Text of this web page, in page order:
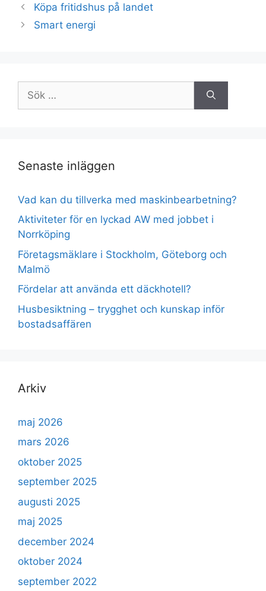
Köpa fritidshus på landet
Smart energi
efter:
Senaste inläggen
Vad kan du tillverka med maskinbearbetning?
Aktiviteter för en lyckad AW med jobbet i
Norrköping
Företagsmäklare i Stockholm, Göteborg och
Malmö
Fördelar att använda ett däckhotell?
Husbesiktning – trygghet och kunskap inför
bostadsaffären
Arkiv
maj 2026
mars 2026
oktober 2025
september 2025
augusti 2025
maj 2025
december 2024
oktober 2024
september 2022